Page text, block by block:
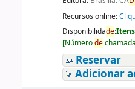
Recursos online:
Disponibilidade:
[Númerode
Reservar
Adicionar